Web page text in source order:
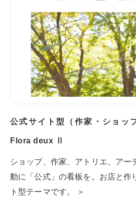
公式サイト型（作家・ショッ
Flora deux Ⅱ
ショップ、作家、アトリエ、アー
動に「公式」の看板を。お店と作
ト型テーマです。 ＞